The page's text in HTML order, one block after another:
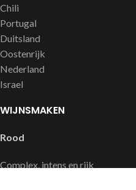
Chili
Portugal
Duitsland
Oostenrijk
Nederland
Israel
WIJNSMAKEN
Rood
Complex, intens en rijk